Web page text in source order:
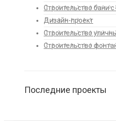
Строительство бани
Дизайн-проект
Строительство
Строительство
Последние проекты